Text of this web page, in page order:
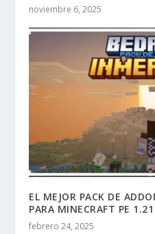
noviembre 6, 2025
EL MEJOR PACK DE
PARA MINECRAFT PE 1.21
febrero 24, 2025